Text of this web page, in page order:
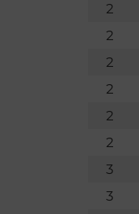
2
2
2
2
2
2
3
3